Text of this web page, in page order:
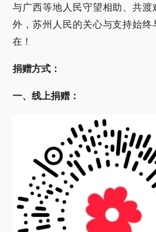
与广西等地人民守望相助、共渡
外，苏州人民的关心与支持始终
在！
捐赠方式：
一、 线上捐赠：